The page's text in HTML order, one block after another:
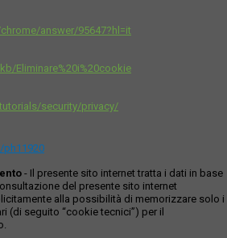
answer/95647?hl=it
Eliminare%20i%20cookie
security/privacy/
- Il presente sito internet tratta i dati in base
del presente sito internet
alla possibilità di memorizzare solo i
(di seguito “cookie tecnici”) per il